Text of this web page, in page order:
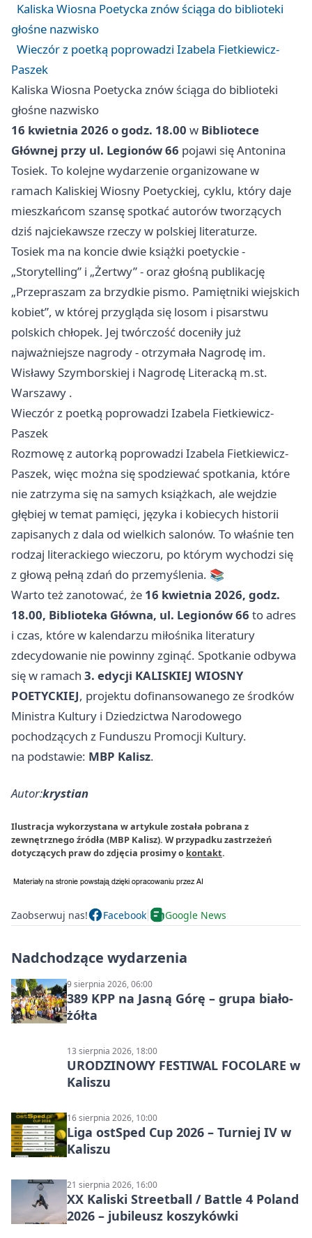
Kaliska Wiosna Poetycka znów ściąga do biblioteki
głośne nazwisko
Wieczór z poetką poprowadzi Izabela Fietkiewicz-
Paszek
Kaliska Wiosna Poetycka znów ściąga do biblioteki
głośne nazwisko
16 kwietnia 2026 o godz. 18.00 w Bibliotece
Głównej przy ul. Legionów 66 pojawi się Antonina
Tosiek. To kolejne wydarzenie organizowane w
ramach Kaliskiej Wiosny Poetyckiej, cyklu, który daje
mieszkańcom szansę spotkać autorów tworzących
dziś najciekawsze rzeczy w polskiej literaturze.
Tosiek ma na koncie dwie książki poetyckie -
„Storytelling” i „Żertwy” - oraz głośną publikację
„Przepraszam za brzydkie pismo. Pamiętniki wiejskich
kobiet”, w której przygląda się losom i pisarstwu
polskich chłopek. Jej twórczość doceniły już
najważniejsze nagrody - otrzymała Nagrodę im.
Wisławy Szymborskiej i Nagrodę Literacką m.st.
Warszawy .
Wieczór z poetką poprowadzi Izabela Fietkiewicz-
Paszek
Rozmowę z autorką poprowadzi Izabela Fietkiewicz-
Paszek, więc można się spodziewać spotkania, które
nie zatrzyma się na samych książkach, ale wejdzie
głębiej w temat pamięci, języka i kobiecych historii
zapisanych z dala od wielkich salonów. To właśnie ten
rodzaj literackiego wieczoru, po którym wychodzi się
z głową pełną zdań do przemyślenia. 📚
Warto też zanotować, że 16 kwietnia 2026, godz.
18.00, Biblioteka Główna, ul. Legionów 66 to adres
i czas, które w kalendarzu miłośnika literatury
zdecydowanie nie powinny zginąć. Spotkanie odbywa
się w ramach 3. edycji KALISKIEJ WIOSNY
POETYCKIEJ, projektu dofinansowanego ze środków
Ministra Kultury i Dziedzictwa Narodowego
pochodzących z Funduszu Promocji Kultury.
na podstawie: MBP Kalisz.
Autor:krystian
Ilustracja wykorzystana w artykule została pobrana z
zewnętrznego źródła (MBP Kalisz). W przypadku zastrzeżeń
dotyczących praw do zdjęcia prosimy o kontakt.
Zaobserwuj nas! Facebook Google News
Nadchodzące wydarzenia
9 sierpnia 2026, 06:00
389 KPP na Jasną Górę – grupa biało-
żółta
13 sierpnia 2026, 18:00
URODZINOWY FESTIWAL FOCOLARE w
Kaliszu
16 sierpnia 2026, 10:00
Liga ostSped Cup 2026 – Turniej IV w
Kaliszu
21 sierpnia 2026, 16:00
XX Kaliski Streetball / Battle 4 Poland
2026 – jubileusz koszykówki